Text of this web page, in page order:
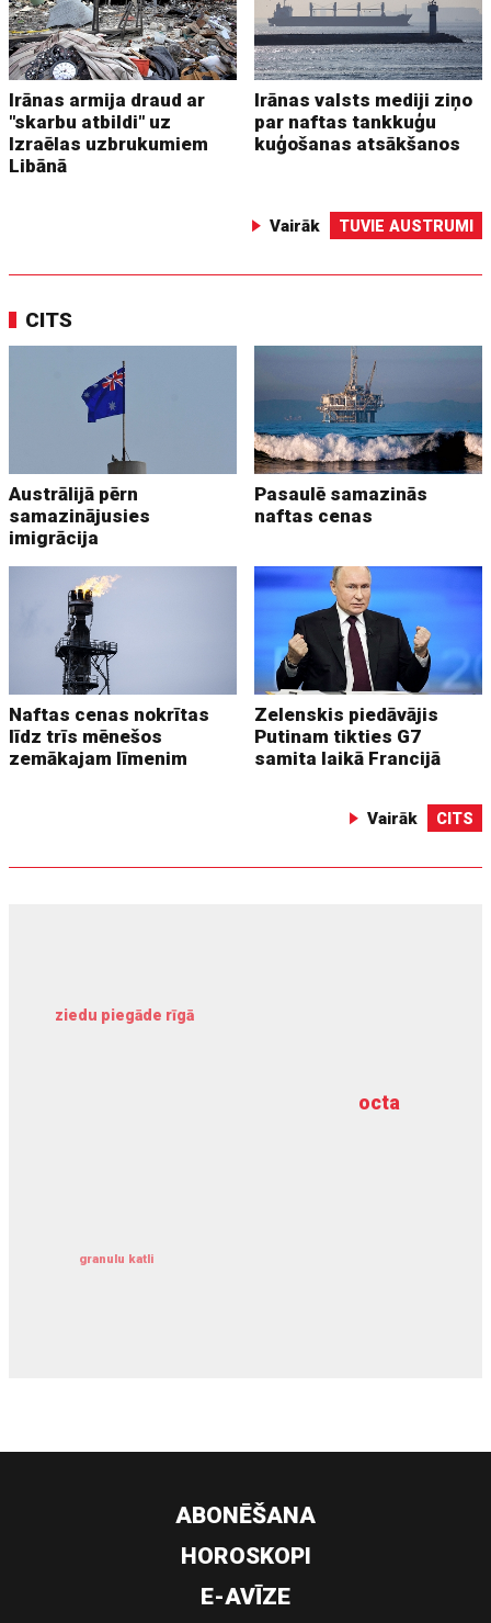
Irānas armija draud ar
"skarbu atbildi" uz
Izraēlas uzbrukumiem
Libānā
Irānas valsts mediji ziņo
par naftas tankkuģu
kuģošanas atsākšanos
Vairāk TUVIE AUSTRUMI
CITS
Austrālijā pērn
samazinājusies
imigrācija
Pasaulē samazinās
naftas cenas
Naftas cenas nokrītas
līdz trīs mēnešos
zemākajam līmenim
Zelenskis piedāvājis
Putinam tikties G7
samita laikā Francijā
Vairāk CITS
octa
ziedu piegāde rīgā
granulu katli
dziļurbums
ABONĒŠANA
HOROSKOPI
E-AVĪZE